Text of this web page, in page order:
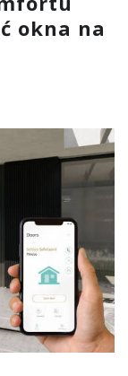
okna na